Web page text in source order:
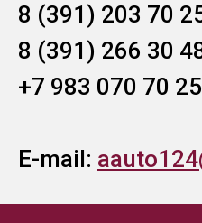
8 (391) 203 70
8 (391) 266 30
+7 983 070 70 25
E-mail: